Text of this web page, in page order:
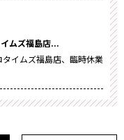
ムズ福島店...
タイムズ福島店、臨時休業